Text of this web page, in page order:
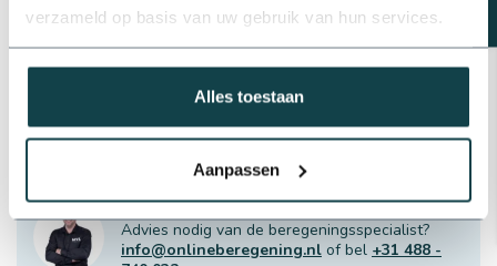
verzameld op basis van uw gebruik van hun services.
Alles toestaan
Aanpassen
drukregelaar | CSP 10-Control
Professioneel advies
Advies nodig van de beregeningsspecialist?
info@onlineberegening.nl of bel +31 488 -